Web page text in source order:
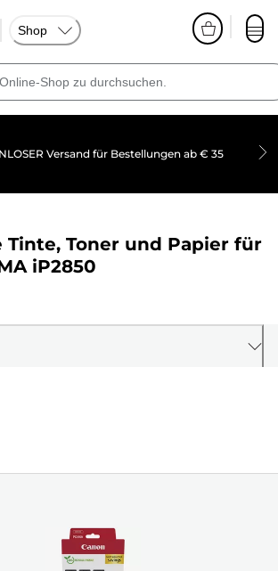
Shop
Versand für Bestellungen ab € 35
Tinte, Toner und Papier für
iP2850